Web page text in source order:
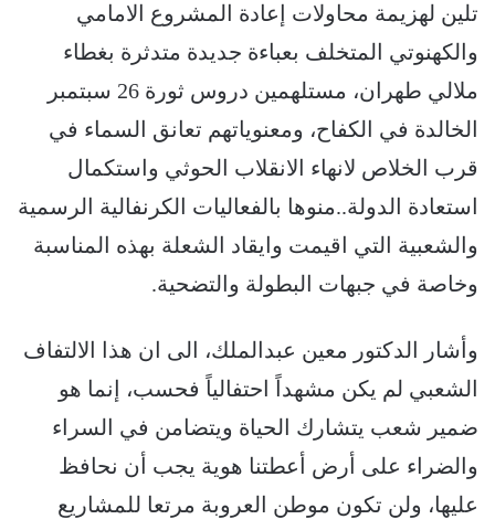
تلين لهزيمة محاولات إعادة المشروع الامامي
والكهنوتي المتخلف بعباءة جديدة متدثرة بغطاء
ملالي طهران، مستلهمين دروس ثورة 26 سبتمبر
الخالدة في الكفاح، ومعنوياتهم تعانق السماء في
قرب الخلاص لانهاء الانقلاب الحوثي واستكمال
استعادة الدولة..منوها بالفعاليات الكرنفالية الرسمية
والشعبية التي اقيمت وايقاد الشعلة بهذه المناسبة
وخاصة في جبهات البطولة والتضحية.
وأشار الدكتور معين عبدالملك، الى ان هذا الالتفاف
الشعبي لم يكن مشهداً احتفالياً فحسب، إنما هو
ضمير شعب يتشارك الحياة ويتضامن في السراء
والضراء على أرض أعطتنا هوية يجب أن نحافظ
عليها، ولن تكون موطن العروبة مرتعا للمشاريع